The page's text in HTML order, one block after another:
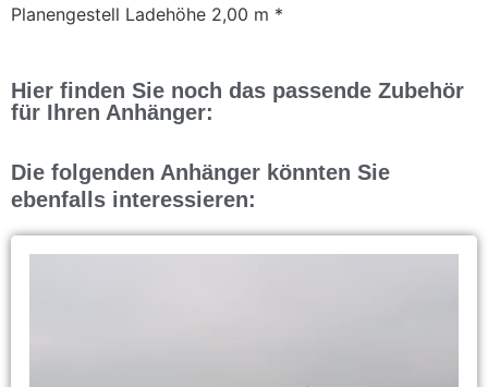
Planengestell Ladehöhe 2,00 m *
Hier finden Sie noch das passende Zubehör
für Ihren Anhänger:
Die folgenden Anhänger könnten Sie
ebenfalls interessieren: